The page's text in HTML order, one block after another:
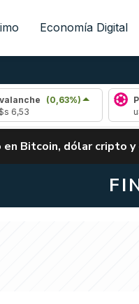
Economía Digital
(0,63%)
Polkadot
Bitcoin, dólar cripto y